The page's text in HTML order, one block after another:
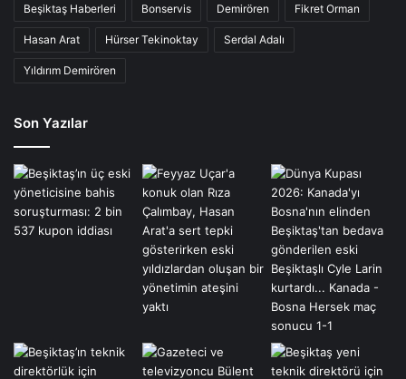
Beşiktaş Haberleri Bonservis Demirören Fikret Orman
Hasan Arat Hürser Tekinoktay Serdal Adalı
Yıldırım Demirören
Son Yazılar